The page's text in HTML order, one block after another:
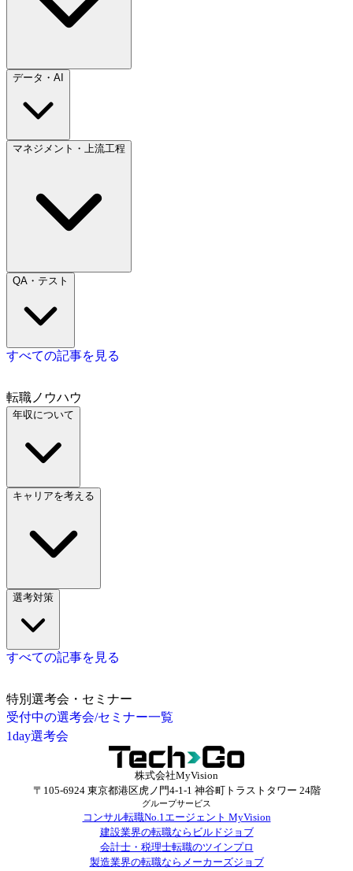
データ・AI
マネジメント・上流工程
QA・テスト
すべての記事を見る
転職ノウハウ
年収について
キャリアを考える
選考対策
すべての記事を見る
特別選考会・セミナー
受付中の選考会/セミナー一覧
1day選考会
株式会社MyVision
〒105-6924 東京都港区虎ノ門4-1-1 神谷町トラストタワー 24階
グループサービス
コンサル転職No.1エージェント MyVision
建設業界の転職ならビルドジョブ
会計士・税理士転職のツインプロ
製造業界の転職ならメーカーズジョブ